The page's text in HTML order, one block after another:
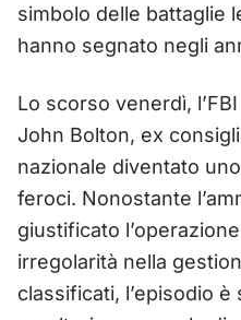
simbolo delle battaglie
hanno segnato negli
Lo scorso venerdì,
John Bolton, ex
nazionale diventato
feroci. Nonostante
giustificato
irregolarità nella
classificati, l’episodio